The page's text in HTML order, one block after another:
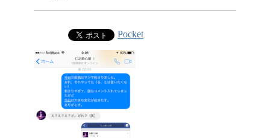
Pocket